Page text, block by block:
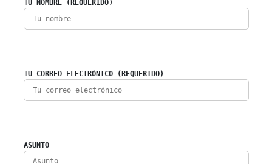
TU NOMBRE (REQUERIDO)
TU CORREO ELECTRÓNICO (REQUERIDO)
ASUNTO